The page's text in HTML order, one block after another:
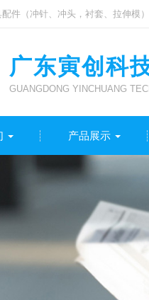
件（冲针、冲头，衬套、拉伸模
广东寅创科
GUANGDONG YINCHUANG
产品展示